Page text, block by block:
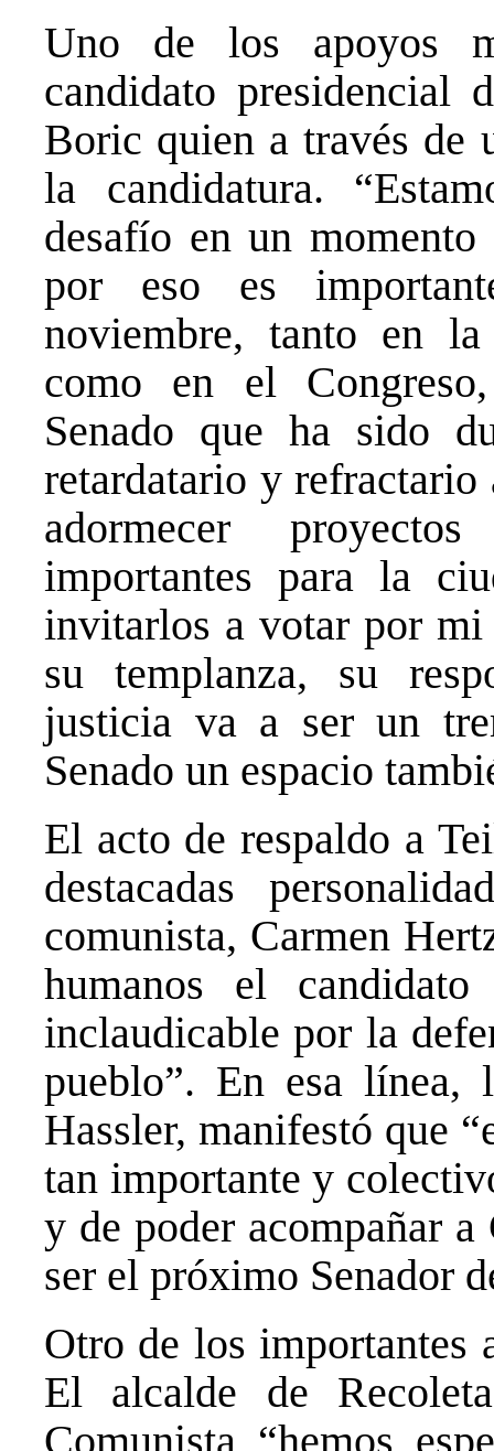
Uno de los apoyos
candidato presidencial
Boric quien a través de
la candidatura.
desafío en un
por eso es
noviembre, tanto en
como en el
Senado que ha sido
retardatario y refractario
adormecer
importantes para la
invitarlos a votar por
su templanza, su
justicia va a ser un
Senado un espacio
El acto de respaldo a
destacadas
comunista, Carmen
humanos el
inclaudicable por la
pueblo”. En esa línea,
Hassler, manifestó que
tan importante y
y de poder acompañar
ser el próximo Senador
Otro de los importantes
El alcalde de
Comunista “hemos